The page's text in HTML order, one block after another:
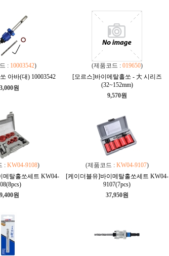
: 10003542)
아바(대) 10003542
원
(제품코드 : 019650)
[모르스]바이메탈홀쏘 - 大 시리즈
(32~152mm)
9,570원
: KW04-9108)
메탈홀쏘세트 KW04-
원
(제품코드 : KW04-9107)
[케이더블유]바이메탈홀쏘세트 KW04-
9107(7pcs)
37,950원